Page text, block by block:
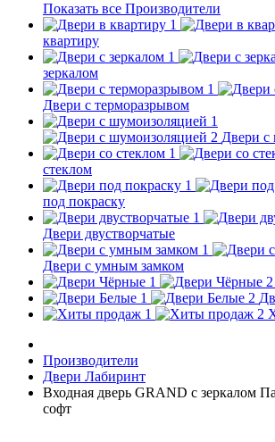
Показать все Производители
квартиру
зеркалом
Двери с терморазрывом
Двери с
стеклом
под покраску
Двери двустворчатые
Двери с умным замком
Производители
Двери Лабиринт
Входная дверь GRAND с зеркалом
софт